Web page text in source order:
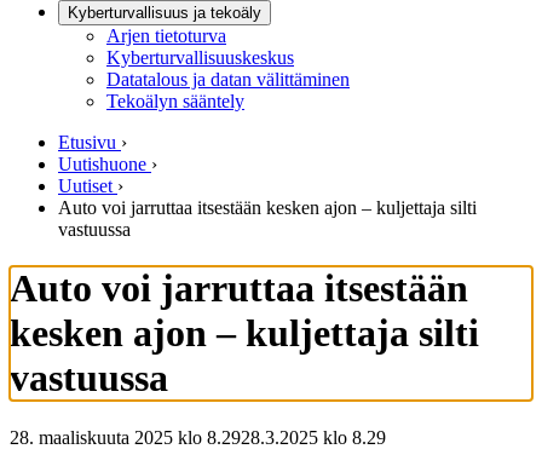
Kyberturvallisuus ja tekoäly
Arjen tietoturva
Kyberturvallisuuskeskus
Datatalous ja datan välittäminen
Tekoälyn sääntely
Etusivu ›
Uutishuone ›
Uutiset ›
Auto voi jarruttaa itsestään kesken ajon – kuljettaja silti
vastuussa
Auto voi jarruttaa itsestään
kesken ajon – kuljettaja silti
vastuussa
28. maaliskuuta 2025 klo 8.2928.3.2025 klo 8.29